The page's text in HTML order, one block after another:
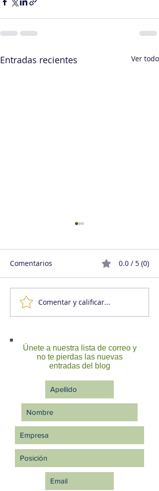
Entradas recientes Ver todo
Cuando la comunicación
se convierte en el
organizacional
Comentarios 0.0 / 5 (0)
Comentar y calificar...
Únete a nuestra lista de correo y
no te pierdas las nuevas
entradas del blog